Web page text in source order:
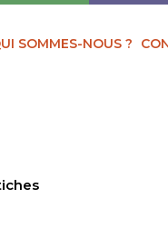
SOMMES-NOUS ?